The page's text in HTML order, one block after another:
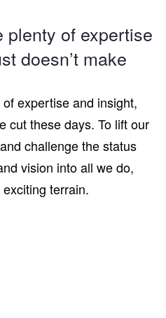
plenty of expertise
doesn’t make
expertise and insight,
cut these days. To lift our
challenge the status
vision into all we do,
terrain.